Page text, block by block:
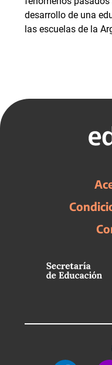
desarrollo de una
las escuelas de la